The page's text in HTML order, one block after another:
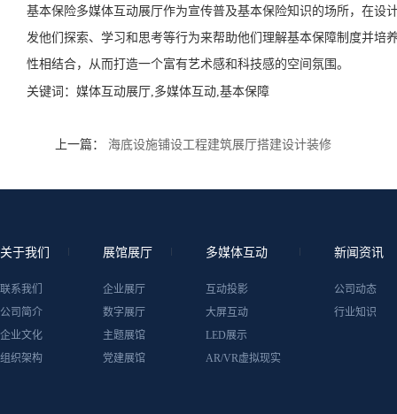
基本保险多媒体互动展厅作为宣传普及基本保险知识的场所，在
发他们探索、学习和思考等行为来帮助他们理解基本保障制度并
性相结合，从而打造一个富有艺术感和科技感的空间氛围。
关键词： 媒体互动展厅,多媒体互动,基本保障
上一篇： 海底设施铺设工程建筑展厅搭建设计装修
关于我们
联系我们
公司简介
企业文化
组织架构
展馆展厅
企业展厅
数字展厅
主题展馆
党建展馆
多媒体互动
互动投影
大屏互动
LED展示
AR/VR虚拟现实
新闻资讯
公司动态
行业知识